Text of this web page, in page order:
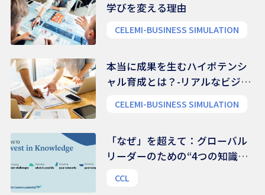
学びを変える理由
CELEMI-BUSINESS SIMULATION
本当に成果を生むハイポテンシ
ャル育成とは？-リアルなビジネ
CELEMI-BUSINESS SIMULATION
「なぜ」を超えて：グローバル
リーダーのための“4つの知識領
CCL